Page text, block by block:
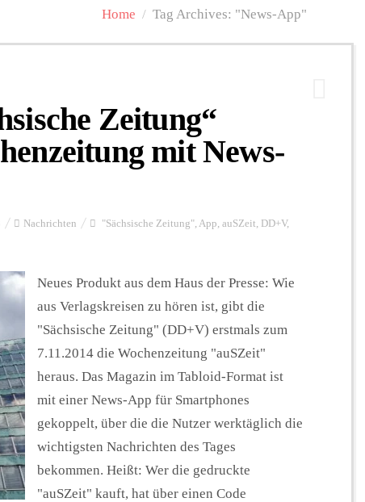
Home / Tag Archives: "News-App"
Zeitung“
mit News-
Nachrichten "Sächsische Zeitung", App, auSZeit, DD+V,
Neues Produkt aus dem Haus der Presse: Wie
aus Verlagskreisen zu hören ist, gibt die
"Sächsische Zeitung" (DD+V) erstmals zum
7.11.2014 die Wochenzeitung "auSZeit"
heraus. Das Magazin im Tabloid-Format ist
mit einer News-App für Smartphones
gekoppelt, über die die Nutzer werktäglich die
wichtigsten Nachrichten des Tages
bekommen. Heißt: Wer die gedruckte
"auSZeit" kauft, hat über einen Code